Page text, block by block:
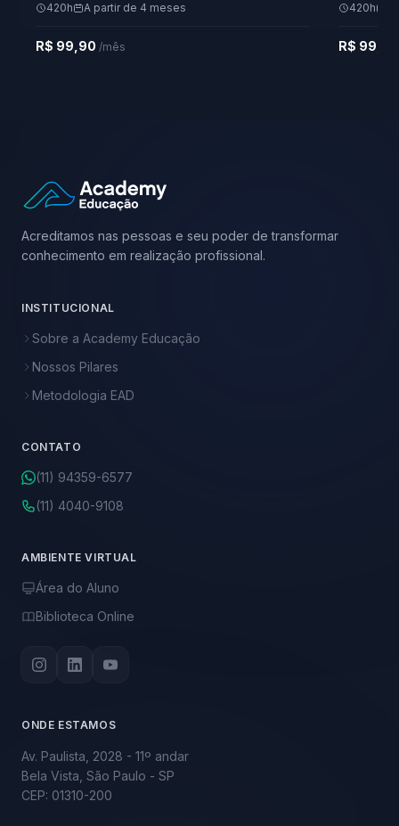
420h A partir de 4 meses
R$ 99,90 /mês
420h
R$
Acreditamos nas pessoas e seu poder de transformar
conhecimento em realização profissional.
INSTITUCIONAL
Sobre a Academy Educação
Nossos Pilares
Metodologia EAD
CONTATO
(11) 94359-6577
(11) 4040-9108
AMBIENTE VIRTUAL
Área do Aluno
Biblioteca Online
ONDE ESTAMOS
Av. Paulista, 2028 - 11º andar
Bela Vista, São Paulo - SP
CEP: 01310-200